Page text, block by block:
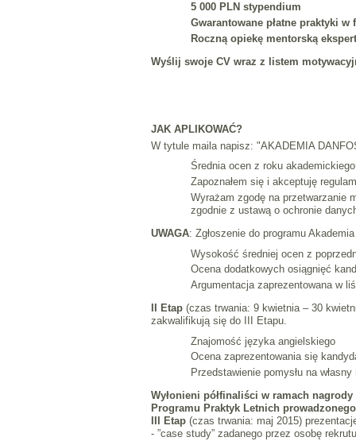
5 000 PLN stypendium
Gwarantowane płatne praktyki w
Roczną opiekę mentorską
Wyślij swoje CV wraz z listem
JAK APLIKOWAĆ?
W tytule maila napisz: "AKADEMIA
Średnia ocen z roku
Zapoznałem się i akceptuję
Wyrażam zgodę na przetwarzanie
zgodnie z ustawą o ochronie
UWAGA: Zgłoszenie do programu
Wysokość średniej ocen z
Ocena dodatkowych osiągnięć
Argumentacja zaprezentowana w
II Etap (czas trwania: 9 kwietnia – 30
zakwalifikują się do III Etapu.
Znajomość języka angielskiego
Ocena zaprezentowania się
Przedstawienie pomysłu na
Wyłonieni półfinaliści w ramach
Programu Praktyk Letnich
III Etap(czas trwania: maj 2015)
- ”case study” zadanego przez osobę